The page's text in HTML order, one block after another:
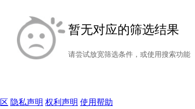
暂无对应的筛选结果
请尝试放宽筛选条件，或使用搜索功能
隐私声明 权利声明 使用帮助